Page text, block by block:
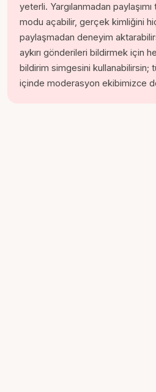
yeterli. Yargılanmadan
modu açabilir, gerçek kimliğini
paylaşmadan deneyim
aykırı gönderileri bildirmek için
bildirim simgesini kullanabilirsin;
içinde moderasyon ekibimizce